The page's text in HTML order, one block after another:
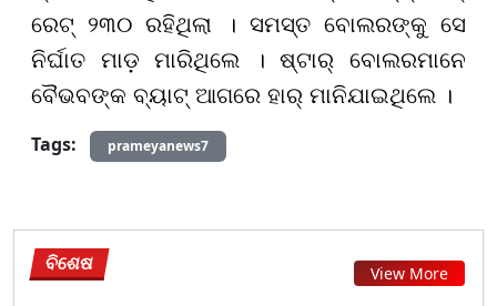
ରେଟ୍ ୨୩୦ ରହିଥିଲା । ସମସ୍ତ ବୋଲରଙ୍କୁ ସେ
ନିର୍ଘାତ ମାଡ଼ ମାରିଥିଲେ । ଷ୍ଟାର୍ ବୋଲରମାନେ
ବୈଭବଙ୍କ ବ୍ୟାଟ୍ ଆଗରେ ହାର୍ ମାନିଯାଇଥିଲେ ।
Tags:
prameyanews7
ବିଶେଷ View More